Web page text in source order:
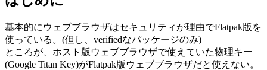
基本的にウェブブラウザはセキュリティが理由でFlatpak版を
使っている。(但し、verifiedなパッケージのみ)
ところが、ホスト版ウェブブラウザで使えていた物理キー
(Google Titan Key)がFlatpak版ウェブブラウザだと使えない。